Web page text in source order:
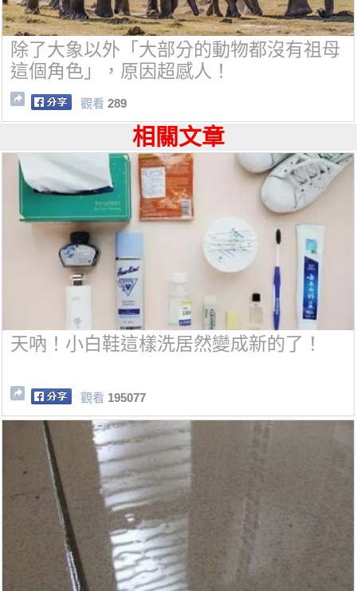
除了大象以外「大部分的動物都沒有祖母
這個角色」，原因超感人！
觀看 289
相關文章
天吶！小白鞋這樣洗居然變成新的了！
觀看 195077